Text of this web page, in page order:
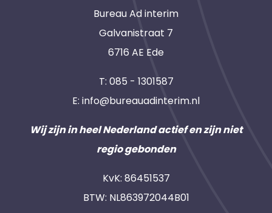
Bureau Ad interim
Galvanistraat 7
6716 AE Ede
T: 085 - 1301587
E: info@bureauadinterim.nl
Wij zijn in heel Nederland actief en zijn niet
regio gebonden
KvK: 86451537
BTW: NL863972044B01